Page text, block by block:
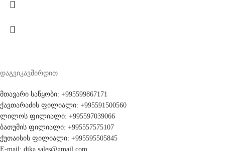
დაგვიკავშირდით
მთავარი საწყობი: +995599867171
ქავთარაძის ფილიალი: +995591500560
ლილოს ფილიალი: +995597039066
ბათუმის ფილიალი: +995557575107
ქუთაისის ფილიალი: +995595505845
E-mail: dika.sales@gmail.com